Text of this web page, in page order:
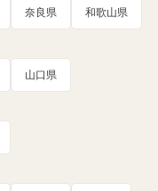
奈良県 和歌山県
山口県